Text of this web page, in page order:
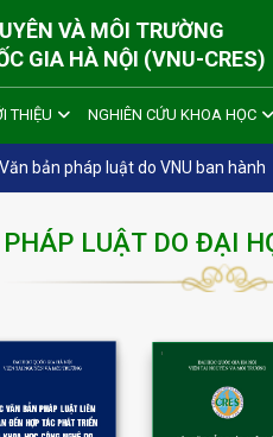
VÀ MÔI TRƯỜNG
GIA HÀ NỘI (VNU-CRES)
THIỆU NGHIÊN CỨU KHOA HỌC
Văn bản pháp luật do VNU ban hành
LUẬT DO ĐẠI